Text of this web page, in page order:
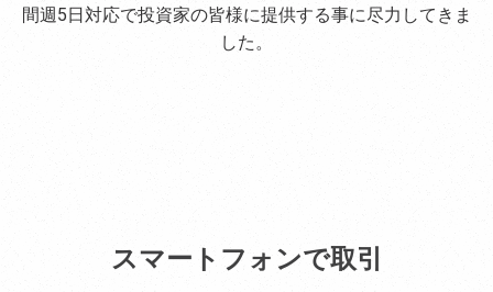
間週5日対応で投資家の皆様に提供する事に尽力してきま
した。
スマートフォンで取引